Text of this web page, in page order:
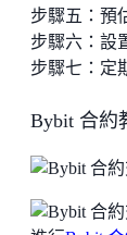
步驟五：預
步驟六：設
步驟七：定
Bybit 合約